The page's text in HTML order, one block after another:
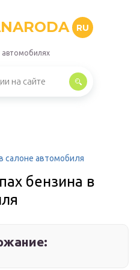
RU
салоне автомобиля
бензина в